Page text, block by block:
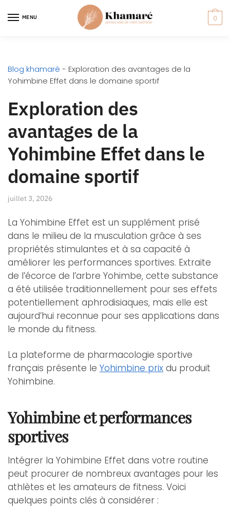
MENU 0
Blog khamaré - Exploration des avantages de la
Yohimbine Effet dans le domaine sportif
Exploration des
avantages de la
Yohimbine Effet dans le
domaine sportif
juillet 3, 2026
La Yohimbine Effet est un supplément prisé
dans le milieu de la musculation grâce à ses
propriétés stimulantes et à sa capacité à
améliorer les performances sportives. Extraite
de l’écorce de l’arbre Yohimbe, cette substance
a été utilisée traditionnellement pour ses effets
potentiellement aphrodisiaques, mais elle est
aujourd’hui reconnue pour ses applications dans
le monde du fitness.
La plateforme de pharmacologie sportive
français présente le Yohimbine prix du produit
Yohimbine.
Yohimbine et performances
sportives
Intégrer la Yohimbine Effet dans votre routine
peut procurer de nombreux avantages pour les
athlètes et les amateurs de fitness. Voici
quelques points clés à considérer :